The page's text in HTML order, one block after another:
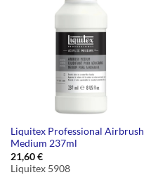
Liquitex Professional Airbrush
Medium 237ml
21,60€
Liquitex 5908